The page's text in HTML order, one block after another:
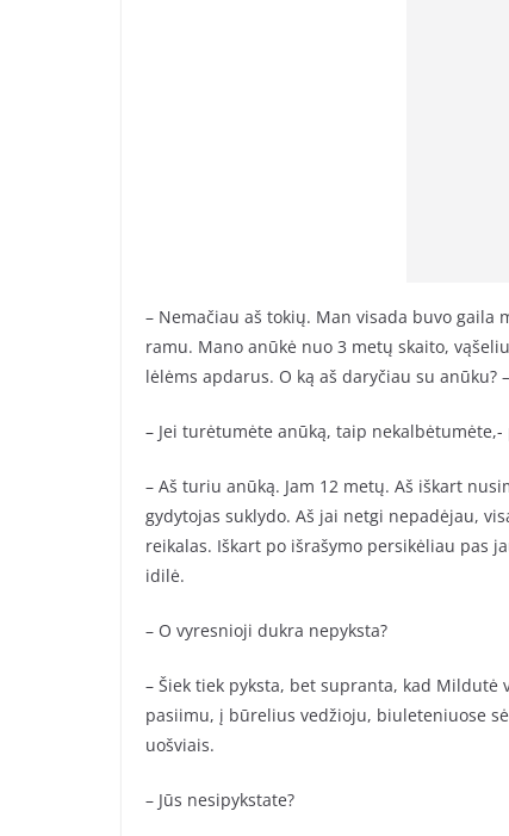
– Nemačiau aš tokių. Man visada buvo
ramu. Mano anūkė nuo 3 metų skaito,
lėlėms apdarus. O ką aš daryčiau su anūku?
– Jei turėtumėte anūką, taip nekalbėtumėte,-
– Aš turiu anūką. Jam 12 metų. Aš iškart
gydytojas suklydo. Aš jai netgi nepadėjau,
reikalas. Iškart po išrašymo persikėliau pas
idilė.
– O vyresnioji dukra nepyksta?
– Šiek tiek pyksta, bet supranta, kad Mildutė
pasiimu, į būrelius vedžioju, biuleteniuose
uošviais.
– Jūs nesipykstate?